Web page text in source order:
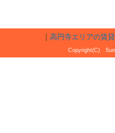
｜ 高円寺エリアの賃
Copyright(C)